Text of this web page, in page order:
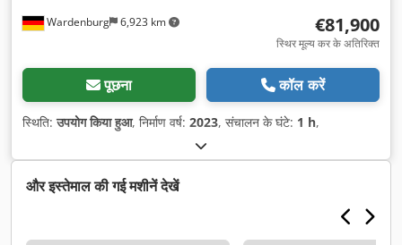
Wardenburg 6,923 km €81,900
स्थिर मूल्य कर के अतिरिक्त
पूछना कॉल करें
स्थिति:उपयोग किया हुआ, निर्माण वर्ष: 2023, संचालन के घंटे: 1 h,
और इस्तेमाल की गई मशीनें देखें